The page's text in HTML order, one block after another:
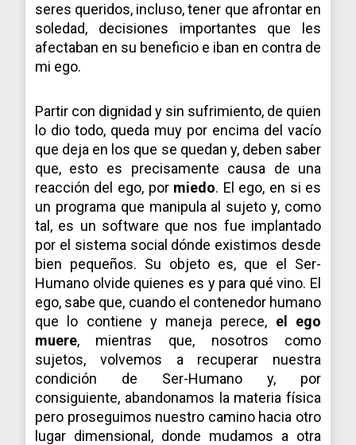
seres queridos, incluso, tener que afrontar en
soledad, decisiones importantes que les
afectaban en su beneficio e iban en contra de
mi ego.
Partir con dignidad y sin sufrimiento, de quien
lo dio todo, queda muy por encima del vacío
que deja en los que se quedan y, deben saber
que, esto es precisamente causa de una
reacción del ego, por miedo. El ego, en si es
un programa que manipula al sujeto y, como
tal, es un software que nos fue implantado
por el sistema social dónde existimos desde
bien pequeños. Su objeto es, que el Ser-
Humano olvide quienes es y para qué vino. El
ego, sabe que, cuando el contenedor humano
que lo contiene y maneja perece, el ego
muere, mientras que, nosotros como
sujetos, volvemos a recuperar nuestra
condición de Ser-Humano y, por
consiguiente, abandonamos la materia física
pero proseguimos nuestro camino hacia otro
lugar dimensional, donde mudamos a otra